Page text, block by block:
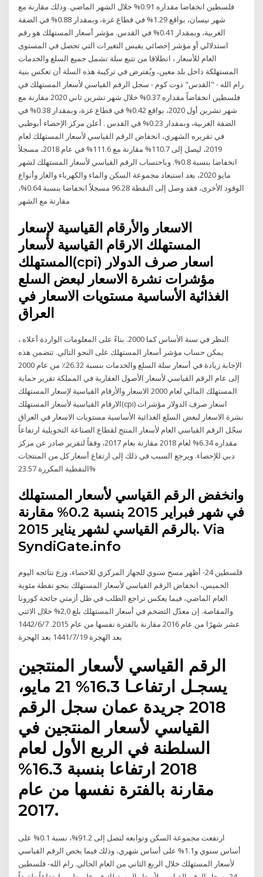
فلسطين انخفاضا مقداره 0.91% خلال الشهر الماضي. وذلك مقارنة مع
شهر نيسان، بواقع 1.29% في قطاع غزة، وبمقدار 0.88% في الضفة
الغربية، وبمقدار 0.41% في القدس. مؤشر أسعار المستهلك هو رقم
استدلالي أو مؤشر إحصائي يقيس التغيرات التي تحصل في المستوى
العام للأسعار ، انطلاقا من تتبع سلة تشمل جميع السلع والخدمات
المستهلكة داخل بلد معين، ويُفترض في تركيبة هذه السلة أن تعكس بنية
رام الله - "القدس" دوت كوم - سجل الرقم القياسي لأسعار المستهلك في
فلسطين انخفاضاً مقداره 0.37% خلال شهر تشرين ثاني 2020 مقارنة مع
شهر تشرين أول 2020، بواقع 0.42% في قطاع غزة، وبمقدار 0.38% في
الضفة الغربية، وبمقدار 0.23% في القدس . أعلن مركز الإحصاء أبوظبي
في تقريره الشهري، انخفاض الرقم القياسي لأسعار المستهلك لعام
2019، ليصل إلى 110.7% مقارنة مع 111.6% في عام 2018، مسجلاً
انخفاضا بنسبة 0.8%. وباحتساب الرقم القياسي لأسعار المستهلك لشهر
مايو 2020، بعد استبعاد مجموعة السكن والماء والكهرباء والغاز وأنواع
الوقود الأخرى، فقد وصل إلى النقطة 96.28 مسجلاً انخفاضا بنسبة 0.64%،
مقارنة مع الشهر
الاسعار والأرقام القياسية لإسعار
المستهلك الارقام القياسية لأسعار
المستهلك(cpi) اسعار صرف الدولار
مؤشرات نشرة الاسعار لبعض السلع
الغذائیة الأساسیة مستويات الاسعار في
العراق
النظر في سنة الأساس كما 2000. بناءً على المعلومات الواردة أعلاه ،
يمكن حساب مؤشر أسعار المستهلك على النحو التالي. تتضمن هذه
الإجابة زيادة في أسعار سلة السلع والخدمات بنسبة 26.32٪ من عام 2000
إلى عام الرقم القياسي لأسعار الأصول العقارية في المملكة تقرير حماية
المستهلك المالي لعام 2000 الاسعار والأرقام القياسية لإسعار المستهلك
الارقام القياسية لأسعار المستهلك(cpi) اسعار صرف الدولار مؤشرات
نشرة الاسعار لبعض السلع الغذائیة الأساسیة مستويات الاسعار في العراق
سجّل الرقم القياسي العام لأسعار المنتج لقطاع الصناعة التحويلية ارتفاعاً
مقداره 6.34% لعام 2018 مقارنة بعام 2017، وفقاً لتقرير صادر عن مركز
دبي للإحصاء. ويرجع السبب في ذلك إلى ارتفاع أسعار كل من المنتجات
النفطية المكررة 23.57%
وانخفض الرقم القياسي لأسعار المستهلك
في شهر فبراير 2015 بنسبة 0.2% مقارنة
بالرقم القياسي لشهر يناير 2015. Via
SyndiGate.info
فلسطين 24- أظهر مسح سنوي للجهاز المركزي للاحصاء، وزع نتائجه اليوم
الخميس، انخفاض الرقم القياسي لأسعار المستهلك بنحو نقطة مئوية
العام الماضي، فيما يعكس تراجع الطلب في ظل أزمتي جائحة كورونا
والمقاصة. إن معدّل التضخم في أسعار المستهلك بلغ 2,0% خلال الاثني
عشر شهرًا من عام 2016 مقارنة بالفترة نفسها من عام 2015. 7‏‏/6‏‏/1442
بعد الهجرة 19‏‏/7‏‏/1441 بعد الهجرة
الرقم القياسي لأسعار المنتجين
يسجـل ارتفاعـا 16.3% 21 مايو،
2018 جريدة عمان سجل الرقم
القياسي لأسعار المنتجين في
السلطنة في الربع الأول لعام
2018 ارتفاعا بنسبة 16.3%
مقارنة بالفترة نفسها من عام
2017.
ارتفعت مجموعة السكن وتوابعه لتصل إلى 91.2%، نسبة 0.1% على
أساس سنوي و1.1% على أساس شهري، وذلك فيما يخص الرقم القياسي
لأسعار المستهلك خلال الربع الثاني من العام الحالي. رام الله- فلسطين